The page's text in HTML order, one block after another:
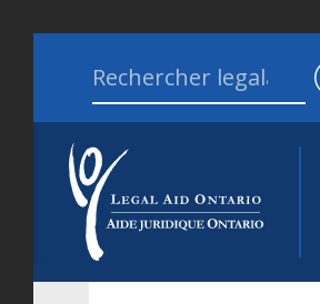
Search for: